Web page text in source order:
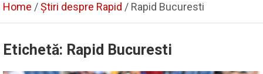
Home Știri despre Rapid Rapid Bucuresti
Etichetă: Rapid Bucuresti